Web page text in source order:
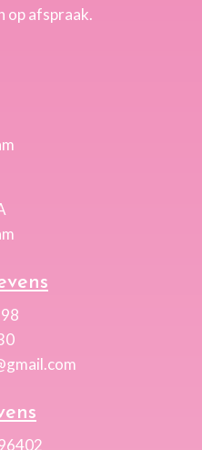
op afspraak.